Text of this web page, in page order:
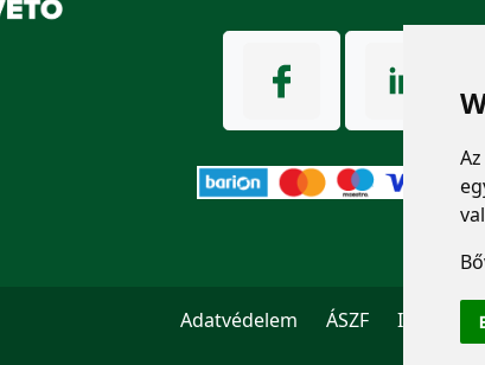
Adatvédelem ÁSZF